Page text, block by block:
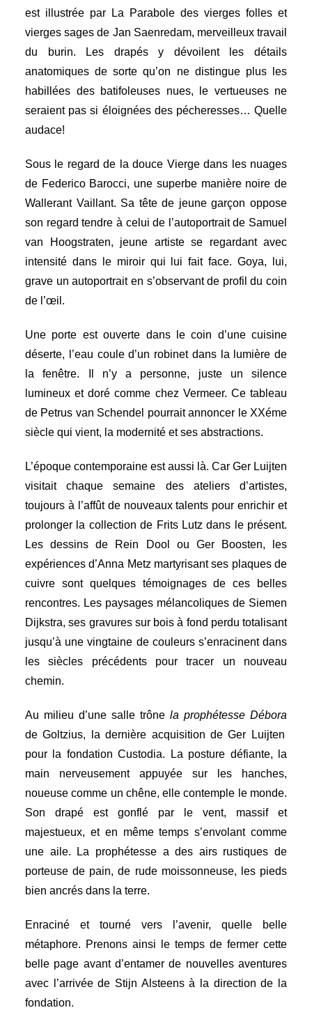
est illustrée par La Parabole des vierges folles et
vierges sages de Jan Saenredam, merveilleux travail
du burin. Les drapés y dévoilent les détails
anatomiques de sorte qu’on ne distingue plus les
habillées des batifoleuses nues, le vertueuses ne
seraient pas si éloignées des pécheresses… Quelle
audace!
Sous le regard de la douce Vierge dans les nuages
de Federico Barocci, une superbe manière noire de
Wallerant Vaillant. Sa tête de jeune garçon oppose
son regard tendre à celui de l’autoportrait de Samuel
van Hoogstraten, jeune artiste se regardant avec
intensité dans le miroir qui lui fait face. Goya, lui,
grave un autoportrait en s’observant de profil du coin
de l’œil.
Une porte est ouverte dans le coin d’une cuisine
déserte, l’eau coule d’un robinet dans la lumière de
la fenêtre. Il n’y a personne, juste un silence
lumineux et doré comme chez Vermeer. Ce tableau
de Petrus van Schendel pourrait annoncer le XXéme
siècle qui vient, la modernité et ses abstractions.
L’époque contemporaine est aussi là. Car Ger Luijten
visitait chaque semaine des ateliers d’artistes,
toujours à l’affût de nouveaux talents pour enrichir et
prolonger la collection de Frits Lutz dans le présent.
Les dessins de Rein Dool ou Ger Boosten, les
expériences d’Anna Metz martyrisant ses plaques de
cuivre sont quelques témoignages de ces belles
rencontres. Les paysages mélancoliques de Siemen
Dijkstra, ses gravures sur bois à fond perdu totalisant
jusqu’à une vingtaine de couleurs s’enracinent dans
les siècles précédents pour tracer un nouveau
chemin.
Au milieu d’une salle trône la prophétesse Débora
de Goltzius, la dernière acquisition de Ger Luijten
pour la fondation Custodia. La posture défiante, la
main nerveusement appuyée sur les hanches,
noueuse comme un chêne, elle contemple le monde.
Son drapé est gonflé par le vent, massif et
majestueux, et en même temps s’envolant comme
une aile. La prophétesse a des airs rustiques de
porteuse de pain, de rude moissonneuse, les pieds
bien ancrés dans la terre.
Enraciné et tourné vers l’avenir, quelle belle
métaphore. Prenons ainsi le temps de fermer cette
belle page avant d’entamer de nouvelles aventures
avec l’arrivée de Stijn Alsteensà la direction de la
fondation.